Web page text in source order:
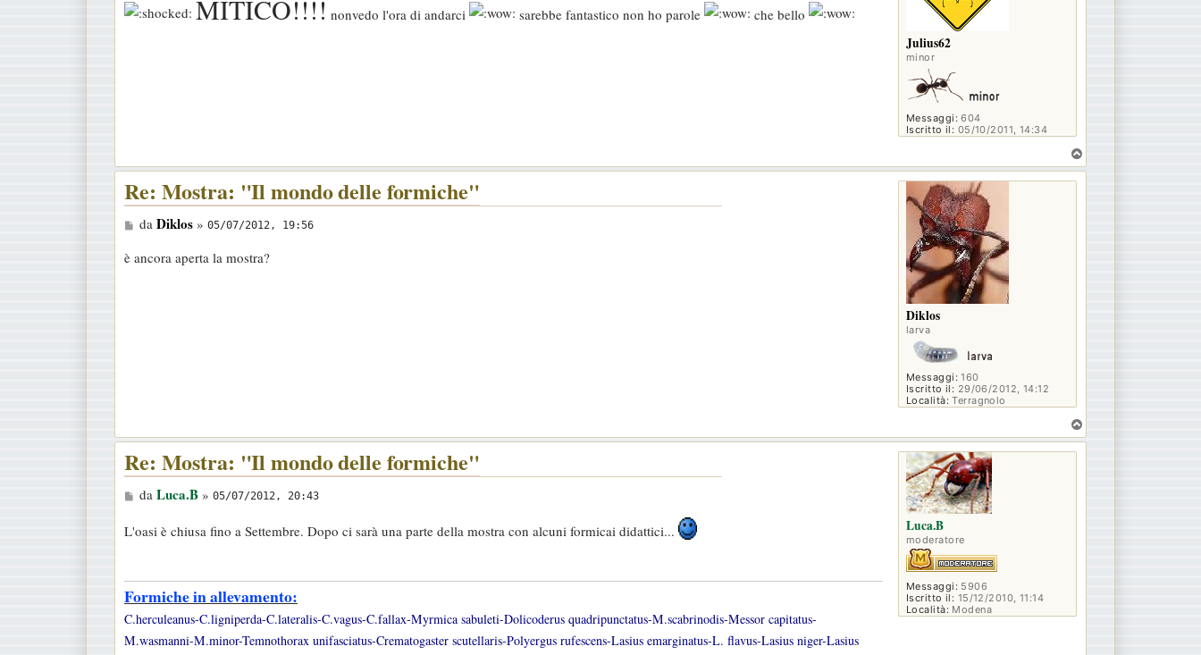
Julius62
minor
Messaggi: 604
Iscritto il: 05/10/2011, 14:34
s
MITICO!!!! nonvedo l'ora di andarci sarebbe fantastico non ho parole che bello
o
Diklos
larva
Messaggi: 160
Iscritto il: 29/06/2012, 14:12
Località: Terragnolo
Re: Mostra: "Il mondo delle formiche"
M
s
da Diklos» 05/07/2012, 19:56
è ancora aperta la mostra?
o
Luca.B
moderatore
Messaggi: 5906
Iscritto il: 15/12/2010, 11:14
Località: Modena
Re: Mostra: "Il mondo delle formiche"
M
s
a
g
g
i
da Luca.B» 05/07/2012, 20:43
L'oasi è chiusa fino a Settembre. Dopo ci sarà una parte della mostra con alcuni formicai didattici...
Formiche in allevamento:
C.herculeanus-C.ligniperda-C.lateralis-C.vagus-C.fallax-Myrmica sabuleti-Dolicoderus quadripunctatus-M.scabrinodis-Messor capitatus-
M.wasmanni-M.minor-Temnothorax unifasciatus-Crematogaster scutellaris-Polyergus rufescens-Lasius emarginatus-L. flavus-Lasius niger-Lasius